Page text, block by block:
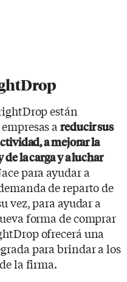
están
areducir sus
a mejorar la
la carga y a luchar
para ayudar a
de reparto de
vez, para ayudar a
forma de comprar
ofrecerá una
para brindar a los
la firma.